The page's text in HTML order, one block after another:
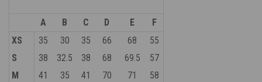
A B C D E
F
XS
35 30 35 66 68
55
S
38 32.5 38 68 69.5
57
M
41 35 41 70 71
58